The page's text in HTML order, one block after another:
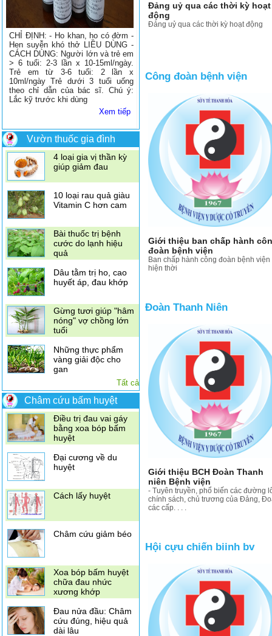
CHỈ ĐỊNH: - Ho khan, ho có đờm -
Hen suyễn khó thở LIỀU DÙNG -
CÁCH DÙNG: Người lớn và trẻ em
> 6 tuổi: 2-3 lần x 10-15ml/ngày.
Trẻ em từ 3-6 tuổi: 2 lần x
10ml/ngày Trẻ dưới 3 tuổi uống
theo chỉ dẫn của bác sĩ. Chú ý:
Lắc kỹ trước khi dùng
Xem tiếp
Vườn thuốc gia đình
Có nên ăn mướp
đắng khi mang thai
ho
4 loại gia vị thần kỳ
giúp giảm đau
10 loại rau quả giàu
Vitamin C hơn cam
Bài thuốc trị bệnh
cước do lạnh hiệu
quả
Dâu tằm trị ho, cao
huyết áp, đau khớp
Gừng tươi giúp "hâm
nóng" vợ chồng lớn
tuổi
Những thực phẩm
vàng giải độc cho
gan
Tỏi có thể chống vi
khuẩn kháng thuốc
bệnh đường tiết niệu
Kết hợp diệp hạ châu
đắng, nhân trần,
vọng cách\
Tất cả
Châm cứu bấm huyệt
Điều trị đau vai gáy
bằng xoa bóp bấm
huyệt
Đại cương về du
huyệt
Cách lấy huyệt
Châm cứu giảm béo
Xoa bóp bấm huyệt
chữa đau nhức
xương khớp
Đau nửa đầu: Châm
cứu đúng, hiệu quả
dài lâu
Đảng uỷ qua các thời kỳ hoạt
động
Đảng uỷ qua các thời kỳ hoạt động
Công đoàn bệnh viện
Giới thiệu ban chấp hành
đoàn bệnh viện
Ban chấp hành công đoàn bệnh viện
hiện thời
Đoàn Thanh Niên
Giới thiệu BCH Đoàn Thanh
niên Bệnh viện
- Tuyên truyền, phổ biến các đường
chính sách, chủ trương của Đảng,
các cấp. . . .
Hội cựu chiến biinh bv